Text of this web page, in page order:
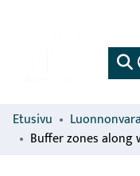
Etusivu
Buffer zones along